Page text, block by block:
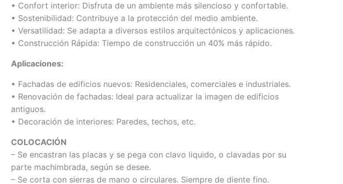
• Confort interior: Disfruta de un ambiente más silencioso y confortable.
• Sostenibilidad: Contribuye a la protección del medio ambiente.
• Versatilidad: Se adapta a diversos estilos arquitectónicos y aplicaciones.
• Construcción Rápida: Tiempo de construcción un 40% más rápido.
Aplicaciones:
• Fachadas de edificios nuevos: Residenciales, comerciales e industriales.
• Renovación de fachadas: Ideal para actualizar la imagen de edificios
antiguos.
• Decoración de interiores: Paredes, techos, etc.
COLOCACIÓN
– Se encastran las placas y se pega con clavo liquido, o clavadas por su
parte machimbrada, según se desee.
– Se corta con sierras de mano o circulares. Siempre de diente fino.